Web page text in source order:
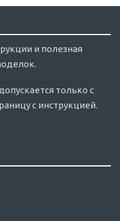
и полезная
только с
с инструкцией.